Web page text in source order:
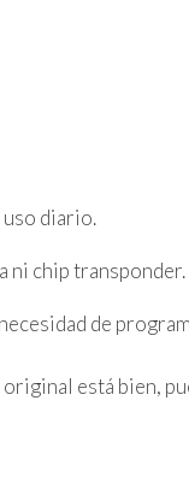
diario.
ni chip transponder.
de
está bien,